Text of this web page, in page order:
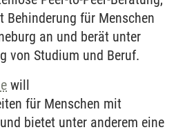
Behinderung für Menschen
an und berät unter
von Studium und Beruf.
will
für Menschen mit
bietet unter anderem eine